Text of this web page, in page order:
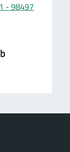
- 98497